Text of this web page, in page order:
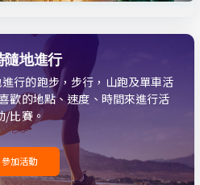
隨地進行
行的跑步，步行，山跑及單車活
歡的地點、速度、時間來進行活
/比賽。
參加活動